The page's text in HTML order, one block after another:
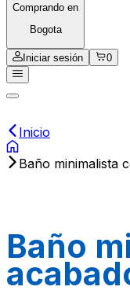
Comprando en
Bogota
Iniciar sesión 0
Inicio
Baño minimalista
Baño